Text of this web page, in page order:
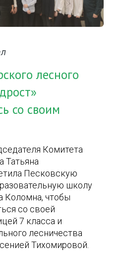
лесного
со своим
Комитета
Татьяна
Песковскую
школу
Коломна, чтобы
со своей
7 класса и
лесничества
Тихомировой.